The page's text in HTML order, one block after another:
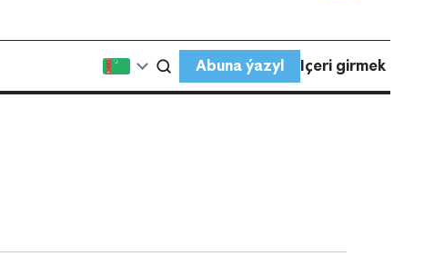
Abuna ýazyl Içeri girmek